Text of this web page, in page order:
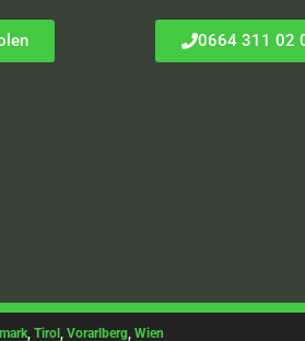
0664 311 02
, Tirol, Vorarlberg, Wien